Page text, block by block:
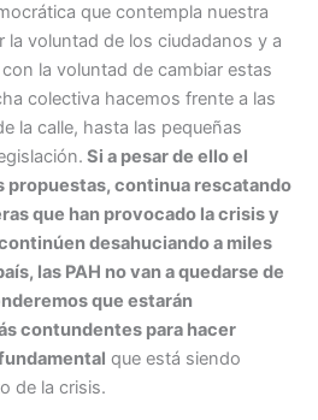
que contempla nuestra
la voluntad de los ciudadanos y a
la voluntad de cambiar estas
colectiva hacemos frente a las
la calle, hasta las pequeñas
Si a pesar de ello el
propuestas, continua rescatando
que han provocado la crisis y
desahuciando a miles
las PAH no van a quedarse de
que estarán
contundentes para hacer
que está siendo
de la crisis.